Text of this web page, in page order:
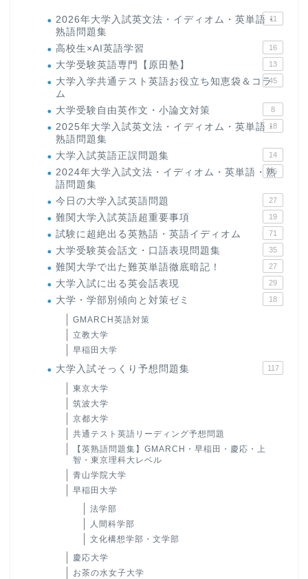
2026年大学入試英文法・イディオム・英単語・
熟語問題集
11
高校生×AI英語学習 16
大学受験英語専門【原田塾】 13
大学入学共通テスト英語お役立ち知恵袋＆コラ
ム
45
大学受験自由英作文・小論文対策 8
2025年大学入試英文法・イディオム・英単語・
熟語問題集
18
大学入試英語正誤問題集 14
2024年大学入試文法・イディオム・英単語・熟
語問題集
15
今日の大学入試英語問題 27
難関大学入試英語超重要事項 19
試験に超絶出る英熟語・英語イディオム 71
大学受験英会話文・口語表現問題集 35
難関大学で出た難英単語徹底暗記！ 27
大学入試に出る英会話表現 29
大学・学部別傾向と対策ゼミ 18
GMARCH英語対策
立教大学
早稲田大学
大学入試そっくり予想問題集 117
東京大学
筑波大学
京都大学
共通テスト英語リーディング予想問題
【英熟語問題集】GMARCH・早稲田・慶応・上
智・東京理科大レベル
青山学院大学
早稲田大学
法学部
人間科学部
文化構想学部・文学部
慶応大学
お茶の水女子大学